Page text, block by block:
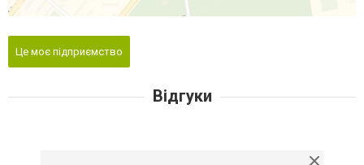
Це моє підприємство
Відгуки